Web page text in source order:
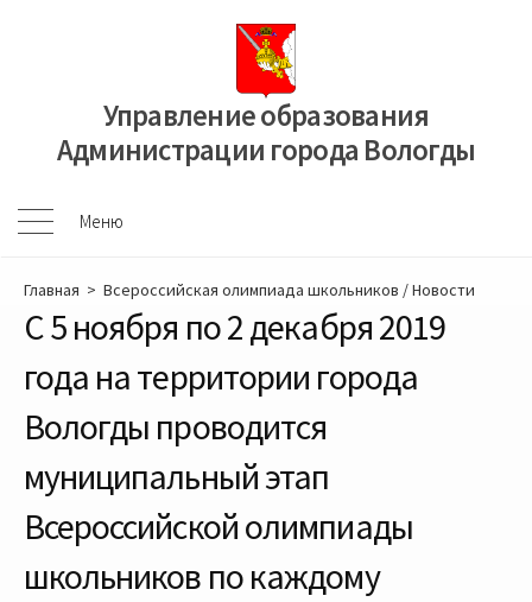
Управление образования
Администрации города Вологды
Меню
Меню
Главная > Всероссийская олимпиада школьников /Новости
С 5 ноября по 2 декабря 2019
года на территории города
Вологды проводится
муниципальный этап
Всероссийской олимпиады
школьников по каждому